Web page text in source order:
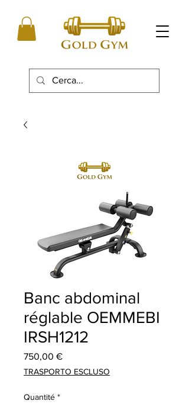
Banc abdominal
réglable OEMMEBI
IRSH1212
750,00 €Prix
TRASPORTO ESCLUSO
Quantité *